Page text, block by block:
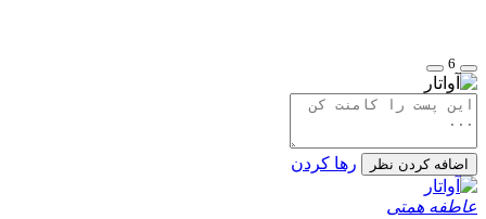
6
اضافه کردن نظر رها کردن
عاطفه همتی